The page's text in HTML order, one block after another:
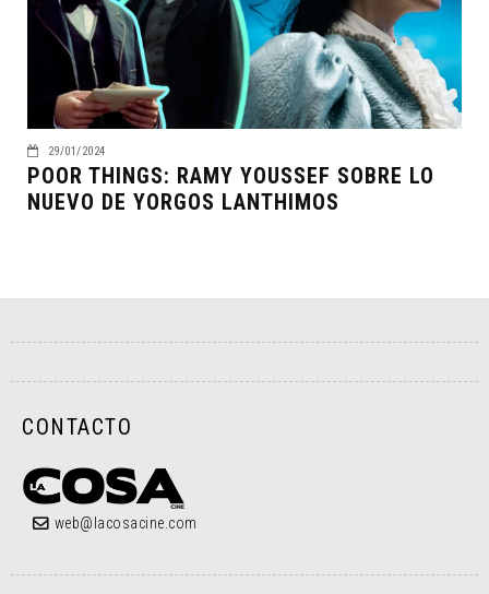
29/01/2024
POOR THINGS: RAMY YOUSSEF SOBRE LO
NUEVO DE YORGOS LANTHIMOS
CONTACTO
web@lacosacine.com